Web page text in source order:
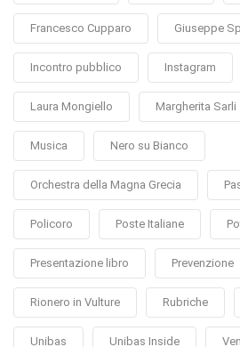
Francesco Cupparo Giuseppe
Incontro pubblico Instagram
Laura Mongiello Margherita Sarli
Musica Nero su Bianco
Orchestra della Magna Grecia
Policoro Poste Italiane
Presentazione libro Prevenzione
Rionero in Vulture Rubriche
Unibas Unibas Inside